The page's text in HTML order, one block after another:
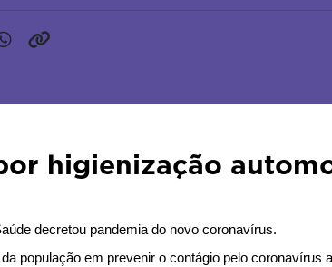
higienização
decretou pandemia do novo coronavírus.
população em prevenir o contágio pelo coronavírus